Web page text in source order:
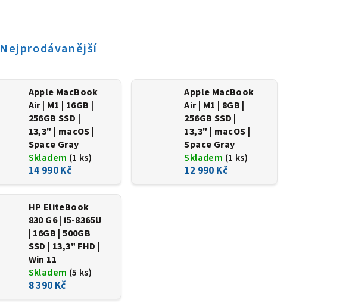
Nejprodávanější
Apple MacBook
Air | M1 | 16GB |
256GB SSD |
13,3" | macOS |
Space Gray
Skladem (1 ks)
14 990 Kč
Apple MacBook
Air | M1 | 8GB |
256GB SSD |
13,3" | macOS |
Space Gray
Skladem (1 ks)
12 990 Kč
HP EliteBook
830 G6 | i5-8365U
| 16GB | 500GB
SSD | 13,3" FHD |
Win 11
Skladem (5 ks)
8 390 Kč